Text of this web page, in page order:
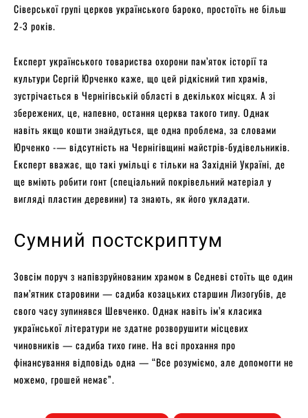
Сіверської групі церков українського бароко, простоїть не більш
2-3 років.
Експерт українського товариства охорони пам’яток історії та
культури Сергій Юрченко каже, що цей рідкісний тип храмів,
зустрічається в Чернігівській області в декількох місцях. А зі
збережених, це, напевно, остання церква такого типу. Однак
навіть якщо кошти знайдуться, ще одна проблема, за словами
Юрченко -— відсутність на Чернігівщині майстрів-будівельників.
Експерт вважає, що такі умільці є тільки на Західній Україні, де
ще вміють робити гонт (спеціальний покрівельний матеріал у
вигляді пластин деревини) та знають, як його укладати.
Сумний постскриптум
Зовсім поруч з напівзруйнованим храмом в Седневі стоїть ще один
пам’ятник старовини — садиба козацьких старшин Лизогубів, де
свого часу зупинявся Шевченко. Однак навіть ім’я класика
української літератури не здатне розворушити місцевих
чиновників — садиба тихо гине. На всі прохання про
фінансування відповідь одна — “Все розуміємо, але допомогти не
можемо, грошей немає”.